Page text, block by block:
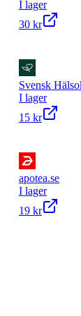
I lager
30 kr
Svensk
I lager
15 kr
apotea.se
I lager
19 kr